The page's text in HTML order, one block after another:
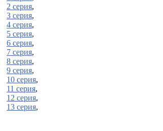
2 серия,
3 серия,
4 серия,
5 серия,
6 серия,
7 серия,
8 серия,
9 серия,
10 серия,
11 серия,
12 серия,
13 серия,